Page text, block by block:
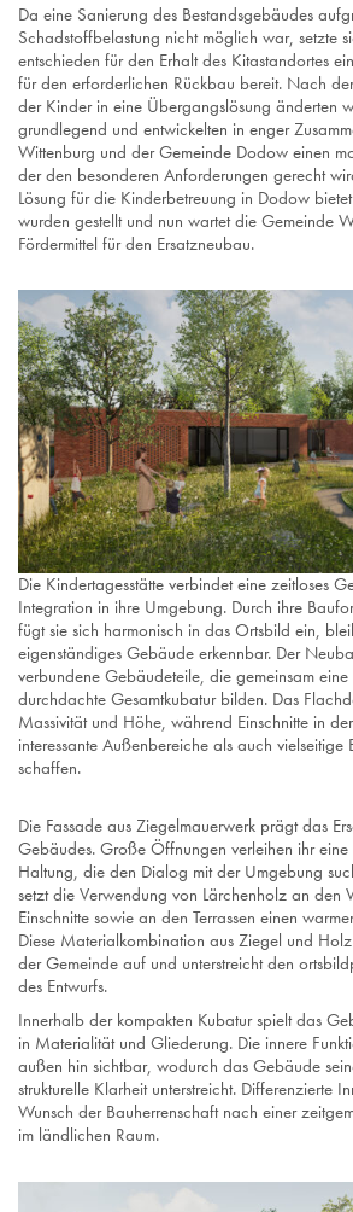
Da eine Sanierung des Bestandsgebäudes
Schadstoffbelastung nicht möglich war, setzte
entschieden für den Erhalt des Kitastandortes
für den erforderlichen Rückbau bereit. Nach
der Kinder in eine Übergangslösung änderten
grundlegend und entwickelten in enger
Wittenburg und der Gemeinde Dodow einen
der den besonderen Anforderungen gerecht
Lösung für die Kinderbetreuung in Dodow
wurden gestellt und nun wartet die Gemeinde
Fördermittel für den Ersatzneubau.
Die Kindertagesstätte verbindet eine zeitloses
Integration in ihre Umgebung. Durch ihre
fügt sie sich harmonisch in das Ortsbild ein,
eigenständiges Gebäude erkennbar. Der
verbundene Gebäudeteile, die gemeinsam
durchdachte Gesamtkubatur bilden. Das
Massivität und Höhe, während Einschnitte in
interessante Außenbereiche als auch vielseitige
schaffen.
Die Fassade aus Ziegelmauerwerk prägt das
Gebäudes. Große Öffnungen verleihen ihr
Haltung, die den Dialog mit der Umgebung
setzt die Verwendung von Lärchenholz an den
Einschnitte sowie an den Terrassen einen
Diese Materialkombination aus Ziegel und
der Gemeinde auf und unterstreicht den
des Entwurfs.
Innerhalb der kompakten Kubatur spielt das
in Materialität und Gliederung. Die innere
außen hin sichtbar, wodurch das Gebäude
strukturelle Klarheit unterstreicht. Differenzierte
Wunsch der Bauherrenschaft nach einer
im ländlichen Raum.